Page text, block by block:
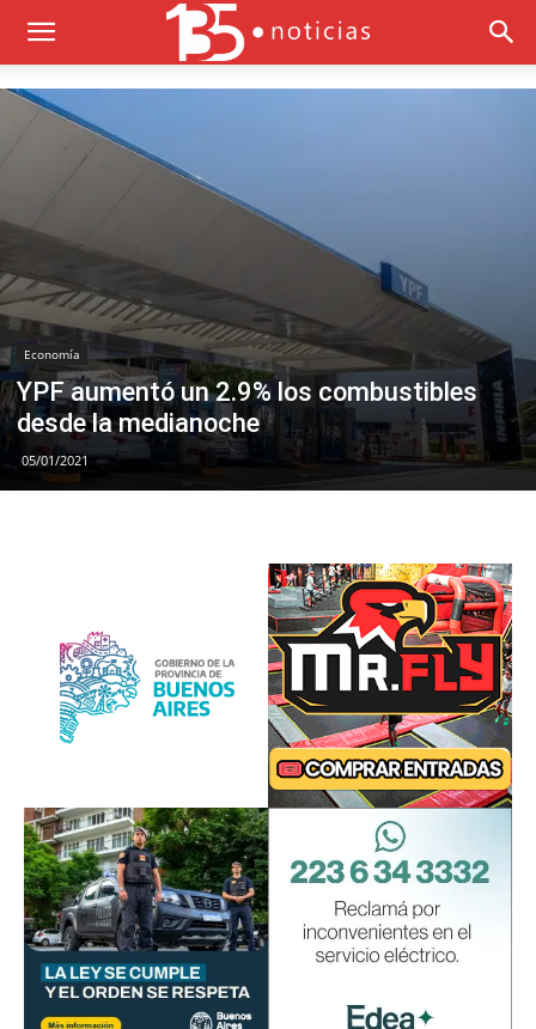
Economía
YPF aumentó un 2.9% los combustibles
desde la medianoche
05/01/2021